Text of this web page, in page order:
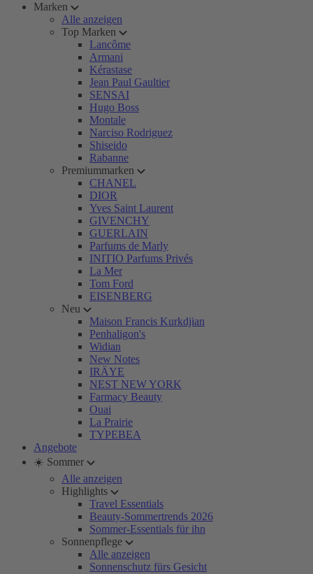
Marken
Alle anzeigen
Top Marken
Lancôme
Armani
Kérastase
Jean Paul Gaultier
SENSAI
Hugo Boss
Montale
Narciso Rodriguez
Shiseido
Rabanne
Premiummarken
CHANEL
DIOR
Yves Saint Laurent
GIVENCHY
GUERLAIN
Parfums de Marly
INITIO Parfums Privés
La Mer
Tom Ford
EISENBERG
Neu
Maison Francis Kurkdjian
Penhaligon's
Widian
New Notes
IRÄYE
NEST NEW YORK
Farmacy Beauty
Ouai
La Prairie
TYPEBEA
Angebote
☀️ Sommer
Alle anzeigen
Highlights
Travel Essentials
Beauty-Sommertrends 2026
Sommer-Essentials für ihn
Sonnenpflege
Alle anzeigen
Sonnenschutz fürs Gesicht